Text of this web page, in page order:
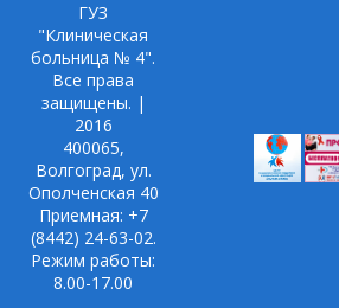
ГУЗ
"Клиническая
больница № 4".
Все права
защищены. |
2016
400065,
Волгоград, ул.
Ополченская 40
Приемная: +7
(8442) 24-63-02.
Режим работы:
8.00-17.00